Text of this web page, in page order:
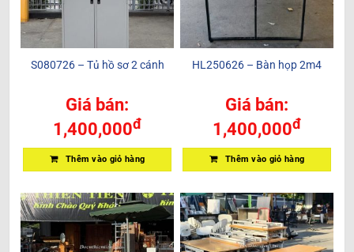
S080726 – Tủ hồ sơ 2 cánh
Giá bán:
1,400,000đ
Thêm vào giỏ hàng
HL250626 – Bàn họp 2m4
Giá bán:
1,400,000đ
Thêm vào giỏ hàng